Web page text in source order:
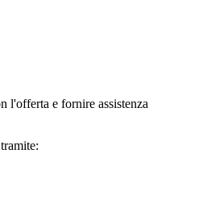
l'offerta e fornire assistenza